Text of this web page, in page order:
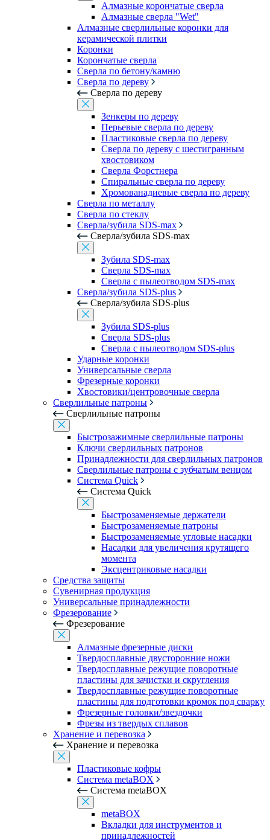
Алмазные корончатые сверла
Алмазные сверла "Wet"
Алмазные сверлильные коронки для
керамической плитки
Коронки
Корончатые сверла
Сверла по бетону/камню
Сверла по дереву
Сверла по дереву
Зенкеры по дереву
Перьевые сверла по дереву
Пластиковые сверла по дереву
Сверла по дереву с шестигранным
хвостовиком
Сверла Форстнера
Спиральные сверла по дереву
Хромованадиевые сверла по дереву
Сверла по металлу
Сверла по стеклу
Сверла/зубила SDS-max
Сверла/зубила SDS-max
Зубила SDS-max
Сверла SDS-max
Сверла с пылеотводом SDS-max
Сверла/зубила SDS-plus
Сверла/зубила SDS-plus
Зубила SDS-plus
Сверла SDS-plus
Сверла с пылеотводом SDS-plus
Ударные коронки
Универсальные сверла
Фрезерные коронки
Хвостовики/центровочные сверла
Сверлильные патроны
Сверлильные патроны
Быстрозажимные сверлильные патроны
Ключи сверлильных патронов
Принадлежности для сверлильных патронов
Сверлильные патроны с зубчатым венцом
Система Quick
Система Quick
Быстрозаменяемые держатели
Быстрозаменяемые патроны
Быстрозаменяемые угловые насадки
Насадки для увеличения крутящего
момента
Эксцентриковые насадки
Средства защиты
Сувенирная продукция
Универсальные принадлежности
Фрезерование
Фрезерование
Алмазные фрезерные диски
Твердосплавные двусторонние ножи
Твердосплавные режущие поворотные
пластины для зачистки и скругления
Твердосплавные режущие поворотные
пластины для подготовки кромок под сварку
Фрезерные головки/звездочки
Фрезы из твердых сплавов
Хранение и перевозка
Хранение и перевозка
Пластиковые кофры
Система metaBOX
Система metaBOX
metaBOX
Вкладки для инструментов и
принадлежностей